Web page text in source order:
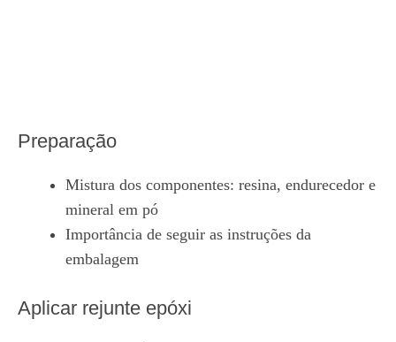
Preparação
Mistura dos componentes: resina, endurecedor e
mineral em pó
Importância de seguir as instruções da
embalagem
Aplicar rejunte epóxi